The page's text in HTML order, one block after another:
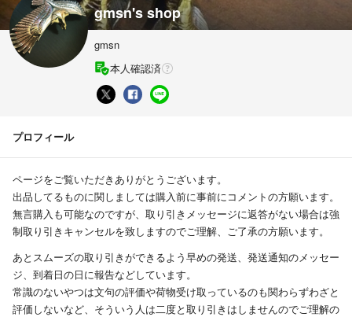
gmsn's shop
gmsn
本人確認済
プロフィール
ページをご覧いただきありがとうございます。
出品してるものに関しましては購入前に事前にコメントの方願います。
無言購入も可能なのですが、取り引きメッセージに返答がない場合は強
制取り引きキャンセルを致しますのでご理解、ご了承の方願います。
あとスムーズの取り引きができるよう早めの発送、発送通知のメッセー
ジ、到着日の日に報告などしています。
常識のないやつは文句の評価や荷物受け取っているのも関わらずわざと
評価しないなど、そういう人は二度と取り引きはしませんのでご理解の